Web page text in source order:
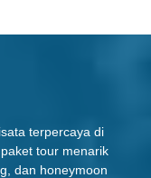
terpercaya di
tour menarik
dan honeymoon